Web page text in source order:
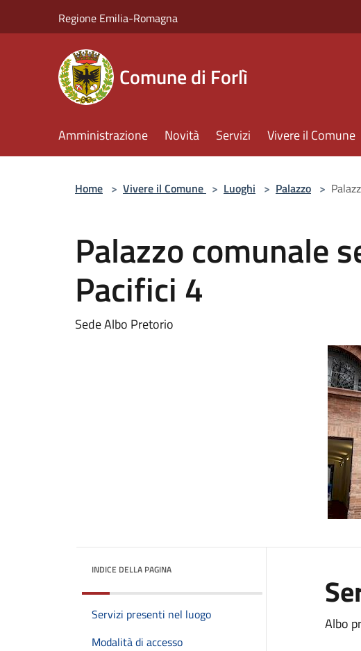
Regione Emilia-Romagna
Comune di Forlì
Amministrazione Novità Servizi Vivere il Comune
Home > Vivere il Comune > Luoghi > Palazzo >
Palazzo comunale
Pacifici 4
Sede Albo Pretorio
INDICE DELLA PAGINA
Servizi presenti nel luogo
Modalità di accesso
Albo